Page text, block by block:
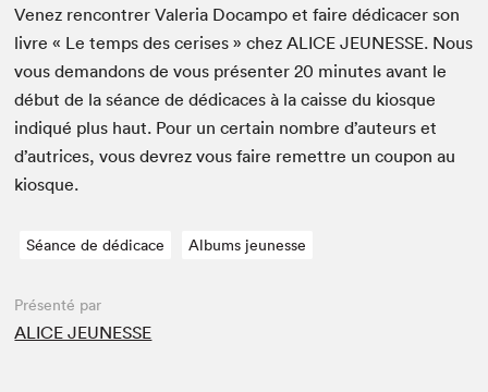
Venez ren­con­tr­er Vale­ria Docam­po et faire dédi­cac­er son
livre « Le temps des ceris­es » chezALICE JEUNESSE. Nous
vous deman­dons de vous présen­ter20 min­utes avant le
début de la séance de dédi­caces à la caisse du kiosque
indiqué plus haut. Pour un cer­tain nom­bre d’auteurs et
d’autrices, vous devrez vous faire remet­tre un coupon au
kiosque.
Séance de dédicace Albums jeunesse
Présenté par
ALICE JEUNESSE